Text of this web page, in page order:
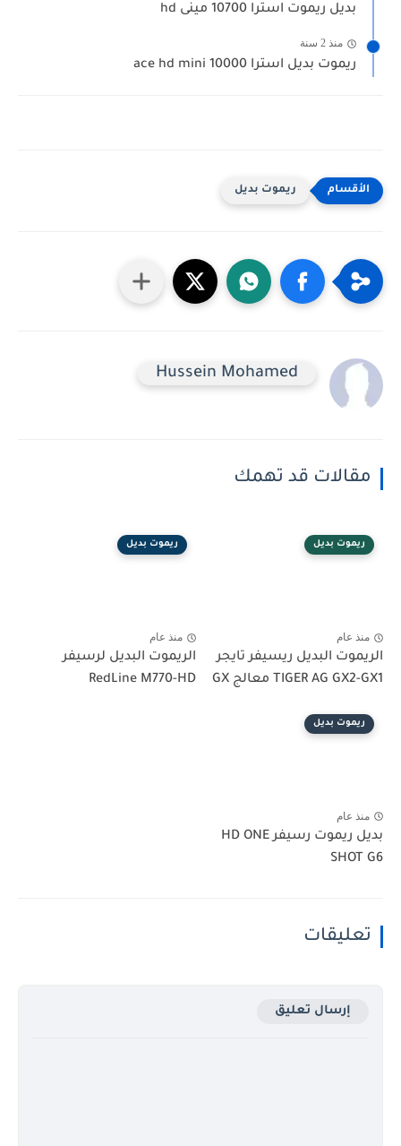
بديل ريموت استرا 10700 مينى hd
منذ 2 سنة
ريموت بديل استرا 10000 ace hd mini
ريموت بديل
Hussein Mohamed
مقالات قد تهمك
ريموت بديل
منذ عام
الريموت البديل ريسيفر تايجر
TIGER AG GX2-GX1 معالج GX
ريموت بديل
منذ عام
الريموت البديل لرسيفر
RedLine M770-HD
ريموت بديل
منذ عام
بديل ريموت رسيفر HD ONE
SHOT G6
تعليقات
إرسال تعليق